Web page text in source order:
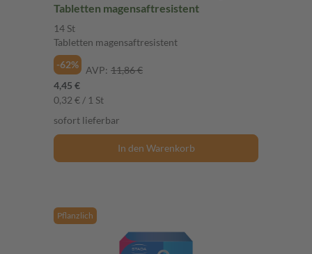
Tabletten magensaftresistent
14 St
Tabletten magensaftresistent
-62%
AVP: 11,86 €
4,45 €
0,32 € / 1 St
sofort lieferbar
In den Warenkorb
Pflanzlich